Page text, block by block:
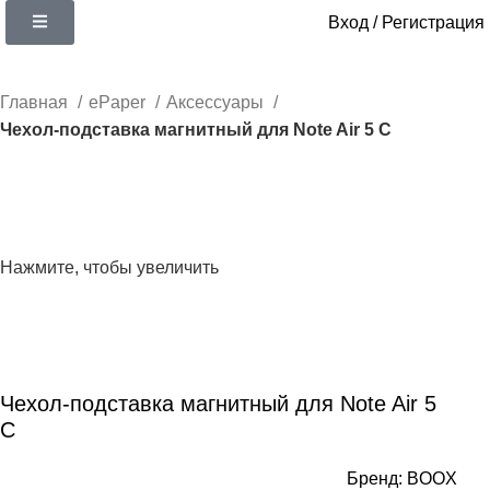
Вход / Регистрация
Главная ePaper
Аксессуары
Чехол-подставка магнитный для Note Air 5 C
Нажмите, чтобы увеличить
Чехол-подставка магнитный для Note Air 5
C
Бренд: BOOX